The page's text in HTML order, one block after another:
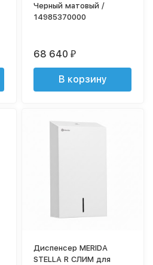
Черный матовый /
14985370000
68 640₽
В корзину
Диспенсер MERIDA
STELLA R СЛИМ для